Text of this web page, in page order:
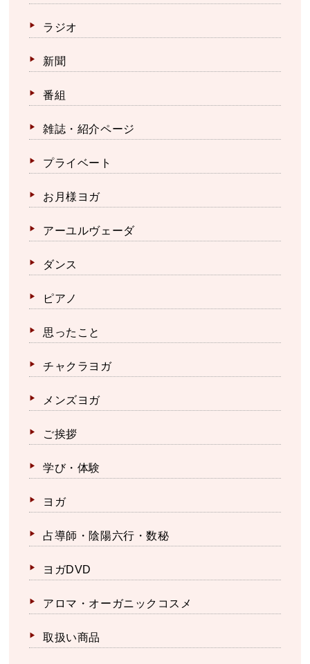
ラジオ
新聞
番組
雑誌・紹介ページ
プライベート
お月様ヨガ
アーユルヴェーダ
ダンス
ピアノ
思ったこと
チャクラヨガ
メンズヨガ
ご挨拶
学び・体験
ヨガ
占導師・陰陽六行・数秘
ヨガDVD
アロマ・オーガニックコスメ
取扱い商品